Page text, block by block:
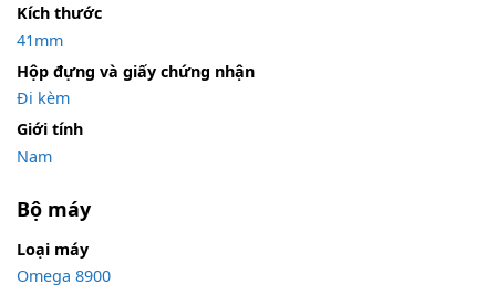
Kích thước
41mm
Hộp đựng và giấy chứng nhận
Đi kèm
Giới tính
Nam
Bộ máy
Loại máy
Omega 8900